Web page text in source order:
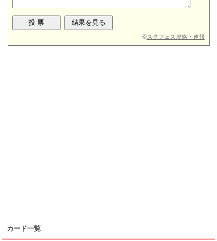
©スクフェス攻略・速報
カード一覧